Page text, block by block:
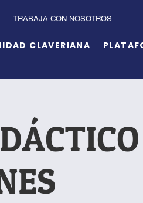
TRABAJA CON NOSOTROS
CLAVERIANA